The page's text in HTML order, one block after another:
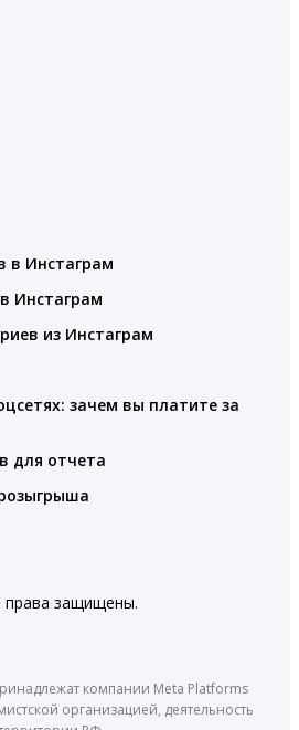
в Инстаграм
Инстаграм
из Инстаграм
зачем вы платите за
для отчета
права защищены.
компании Meta Platforms
организацией, деятельность